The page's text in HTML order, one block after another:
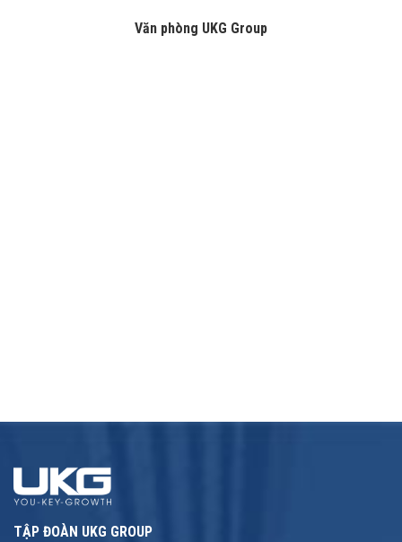
Văn phòng UKG Group
TẬP ĐOÀN UKG GROUP